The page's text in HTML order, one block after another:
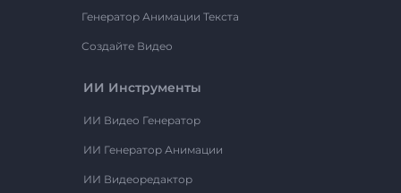
Генератор Анимации Текста
Создайте Видео
ИИ Инструменты
ИИ Видео Генератор
ИИ Генератор Анимации
ИИ Видеоредактор